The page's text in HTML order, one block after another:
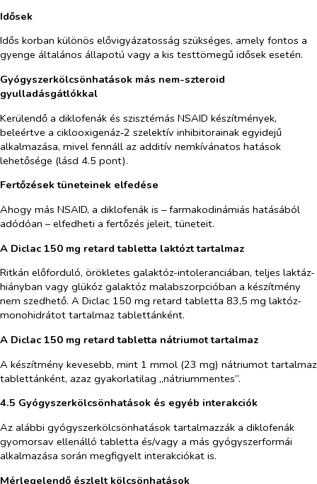
Idősek
Idős korban különös elővigyázatosság szükséges, amely fontos a
gyenge általános állapotú vagy a kis testtömegű idősek esetén.
Gyógyszerkölcsönhatások más nem-szteroid
gyulladásgátlókkal
Kerülendő a diklofenák és szisztémás NSAID készítmények,
beleértve a ciklooxigenáz‑2 szelektív inhibitorainak egyidejű
alkalmazása, mivel fennáll az additív nemkívánatos hatások
lehetősége (lásd 4.5 pont).
Fertőzések tüneteinek elfedése
Ahogy más NSAID, a diklofenák is – farmakodinámiás hatásából
adódóan – elfedheti a fertőzés jeleit, tüneteit.
A Diclac 150 mg retard tabletta laktózt tartalmaz
Ritkán előforduló, örökletes galaktóz-intoleranciában, teljes laktáz-
hiányban vagy glükóz galaktóz malabszorpcióban a készítmény
nem szedhető. A Diclac 150 mg retard tabletta 83,5 mg laktóz-
monohidrátot tartalmaz tablettánként.
A Diclac 150 mg retard tabletta nátriumot tartalmaz
A készítmény kevesebb, mint 1 mmol (23 mg) nátriumot tartalmaz
tablettánként, azaz gyakorlatilag „nátriummentes”.
4.5 Gyógyszerkölcsönhatások és egyéb interakciók
Az alábbi gyógyszerkölcsönhatások tartalmazzák a diklofenák
gyomorsav ellenálló tabletta és/vagy a más gyógyszerformái
alkalmazása során megfigyelt interakciókat is.
Mérlegelendő észlelt kölcsönhatások